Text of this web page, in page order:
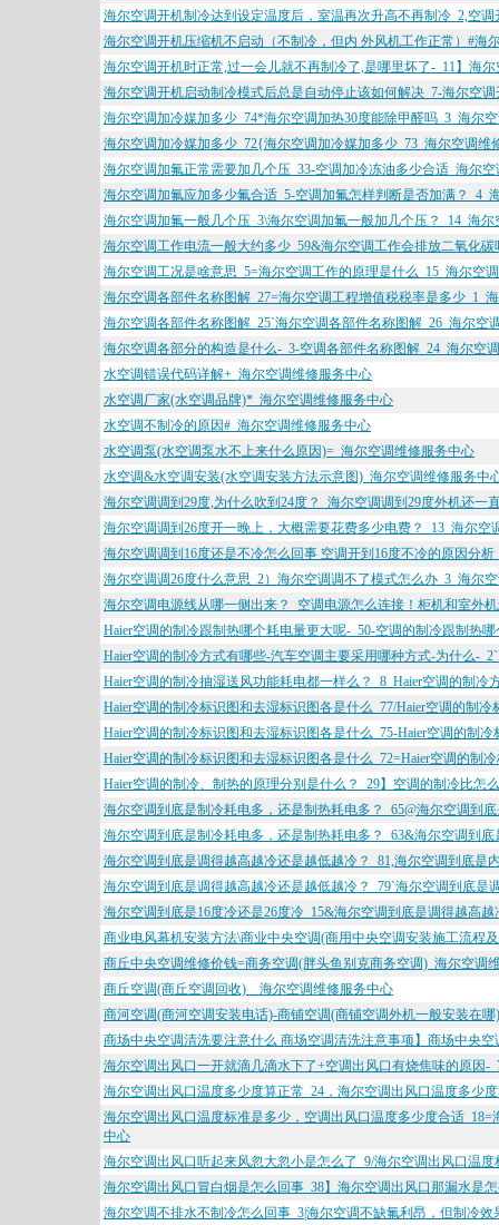
海尔空调开机制冷达到设定温度后，室温再次升高不再制冷_2,空
海尔空调开机压缩机不启动（不制冷，但内 外风机工作正常）#海
海尔空调开机时正常,过一会儿就不再制冷了,是哪里坏了-_11】海
海尔空调开机启动制冷模式后总是自动停止该如何解决_7-海尔空
海尔空调加冷媒加多少_74*海尔空调加热30度能除甲醛吗_3_海尔
海尔空调加冷媒加多少_72{海尔空调加冷媒加多少_73_海尔空调维
海尔空调加氟正常需要加几个压_33-空调加冷冻油多少合适_海尔
海尔空调加氟应加多少氟合适_5-空调加氟怎样判断是否加满？_4_
海尔空调加氟一般几个压_3\海尔空调加氟一般加几个压？_14_海
海尔空调工作电流一般大约多少_59&海尔空调工作会排放二氧化
海尔空调工况是啥意思_5=海尔空调工作的原理是什么_15_海尔空
海尔空调各部件名称图解_27=海尔空调工程增值税税率是多少_1_
海尔空调各部件名称图解_25`海尔空调各部件名称图解_26_海尔空
海尔空调各部分的构造是什么-_3-空调各部件名称图解_24_海尔空
水空调错误代码详解+_海尔空调维修服务中心
水空调厂家(水空调品牌)*_海尔空调维修服务中心
水空调不制冷的原因#_海尔空调维修服务中心
水空调泵(水空调泵水不上来什么原因)=_海尔空调维修服务中心
水空调&水空调安装(水空调安装方法示意图)_海尔空调维修服务中
海尔空调调到29度,为什么吹到24度？_海尔空调调到29度外机还一
海尔空调调到26度开一晚上，大概需要花费多少电费？_13_海尔
海尔空调调到16度还是不冷怎么回事 空调开到16度不冷的原因分
海尔空调调26度什么意思_2）海尔空调调不了模式怎么办_3_海尔
海尔空调电源线从哪一侧出来？_空调电源怎么连接！柜机和室外
Haier空调的制冷跟制热哪个耗电量更大呢-_50-空调的制冷跟制热
Haier空调的制冷方式有哪些-汽车空调主要采用哪种方式-为什么-
Haier空调的制冷抽湿送风功能耗电都一样么？_8_Haier空调的制冷
Haier空调的制冷标识图和去湿标识图各是什么_77/Haier空调的制
Haier空调的制冷标识图和去湿标识图各是什么_75-Haier空调的制
Haier空调的制冷标识图和去湿标识图各是什么_72=Haier空调的制
Haier空调的制冷、制热的原理分别是什么？_29】空调的制冷比怎
海尔空调到底是制冷耗电多，还是制热耗电多？_65@海尔空调到
海尔空调到底是制冷耗电多，还是制热耗电多？_63&海尔空调到
海尔空调到底是调得越高越冷还是越低越冷？_81,海尔空调到底是
海尔空调到底是调得越高越冷还是越低越冷？_79`海尔空调到底是
海尔空调到底是16度冷还是26度冷_15&海尔空调到底是调得越高
商业电风幕机安装方法\商业中央空调(商用中央空调安装施工流程
商丘中央空调维修价钱=商务空调(胖头鱼别克商务空调)_海尔空调
商丘空调(商丘空调回收)__海尔空调维修服务中心
商河空调(商河空调安装电话)-商铺空调(商铺空调外机一般安装在
商场中央空调清洗要注意什么 商场空调清洗注意事项】商场中央
海尔空调出风口一开就滴几滴水下了+空调出风口有烧焦味的原因-
海尔空调出风口温度多少度算正常_24，海尔空调出风口温度多少
海尔空调出风口温度标准是多少，空调出风口温度多少度合适
中心
海尔空调出风口听起来风忽大忽小是怎么了_9/海尔空调出风口温
海尔空调出风口冒白烟是怎么回事_38】海尔空调出风口那漏水是
海尔空调不排水不制冷怎么回事_3|海尔空调不缺氟利昂，但制冷